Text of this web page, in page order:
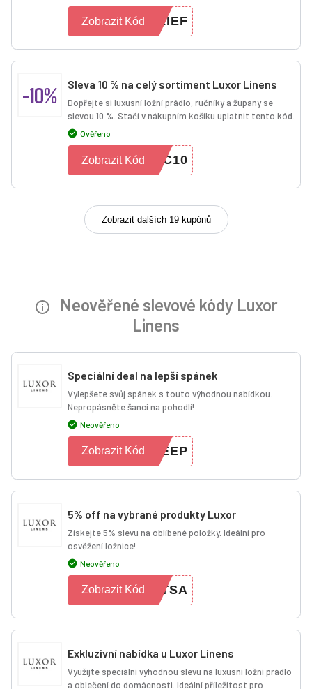
LIEF
Zobrazit Kód
-10% Sleva 10 % na celý sortiment Luxor Linens
Dopřejte si luxusní ložní prádlo, ručníky a župany se
slevou 10 %. Stačí v nákupním košíku uplatnit tento kód.
Ověřeno
CC10
Zobrazit Kód
Zobrazit dalších 19 kupónů
Neověřené slevové kódy Luxor
Linens
Speciální deal na lepší spánek
Vylepšete svůj spánek s touto výhodnou nabídkou.
Nepropásněte šanci na pohodlí!
Neověřeno
LEEP
Zobrazit Kód
5% off na vybrané produkty Luxor
Získejte 5% slevu na oblíbené položky. Ideální pro
osvěžení ložnice!
Neověřeno
ETSA
Zobrazit Kód
Exkluzivní nabídka u Luxor Linens
Využijte speciální výhodnou slevu na luxusní ložní prádlo
a oblečení do domácnosti. Ideální příležitost pro